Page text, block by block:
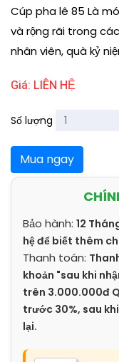
Cúp pha lê 85 Là
và rộng rãi trong
nhân viên, quà kỷ
Giá: LIÊN HỆ
Số lượng
Mua ngay
Bảo hành: 12
hệ để biết thêm
Thanh toán:
khoản "sau khi
trên 3.000.000đ
trước 30%, sau
lại.